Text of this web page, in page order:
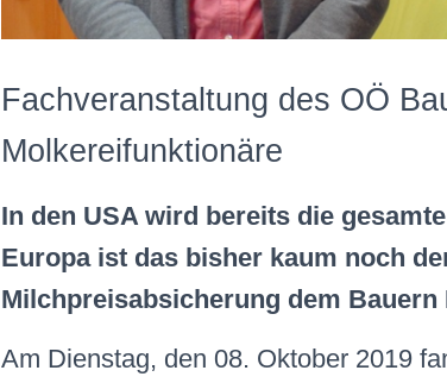
Fachveranstaltung des OÖ
Molkereifunktionäre
In den USA wird bereits die
Europa ist das bisher kaum noch
Milchpreisabsicherung dem
Am Dienstag, den 08. Oktober 2019